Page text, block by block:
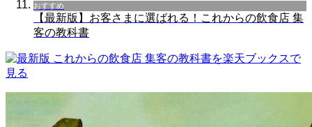
おすすめ
【最新版】お客さまに選ばれる！これからの飲食店 集
客の教科書